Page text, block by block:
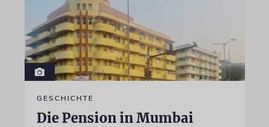
GESCHICHTE
Die Pension in Mumbai